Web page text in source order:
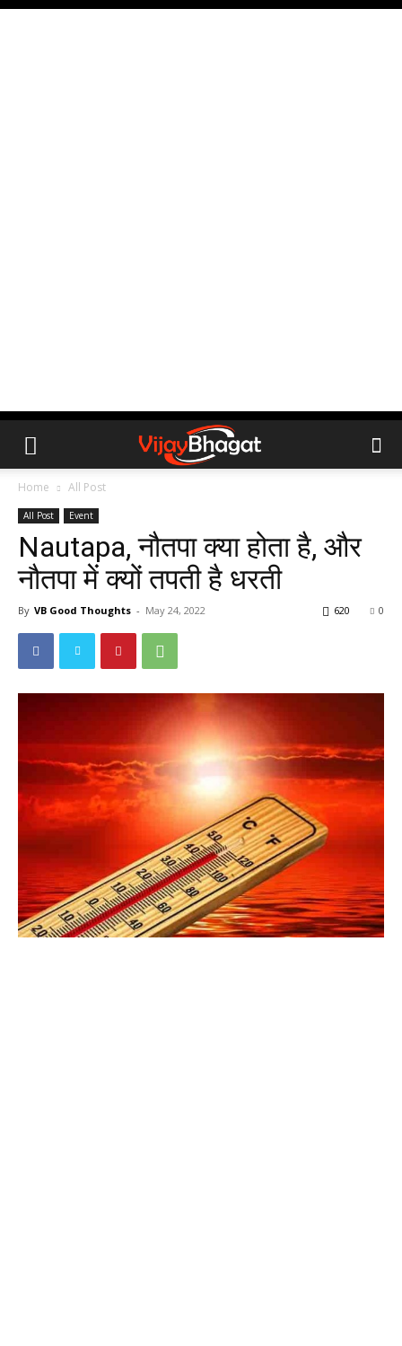
Home All Post
All Post Event
Nautapa, नौतपा क्या होता है, और
नौतपा में क्यों तपती है धरती
By VB Good Thoughts - May 24, 2022 0
620